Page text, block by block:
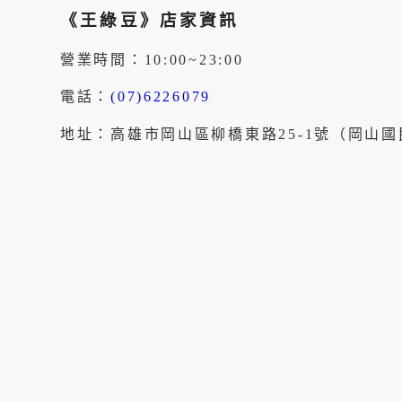
《王綠豆》店家資訊
營業時間：10:00~23:00
電話：(07)6226079
地址：高雄市岡山區柳橋東路25-1號（岡山國